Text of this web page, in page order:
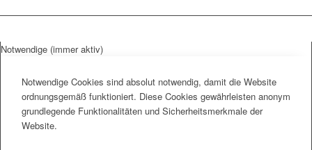
Notwendige (immer aktiv)
Notwendige Cookies sind absolut notwendig, damit die Website
ordnungsgemäß funktioniert. Diese Cookies gewährleisten anonym
grundlegende Funktionalitäten und Sicherheitsmerkmale der
Website.